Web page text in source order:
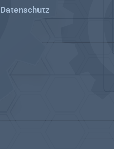
Datenschutz